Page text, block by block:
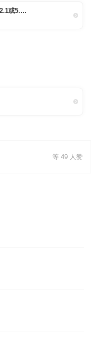
6.5寸低音炮音箱 6寸半重低音响 2.1或5.1无源重低音炮 DIY低音炮
等 49 人赞